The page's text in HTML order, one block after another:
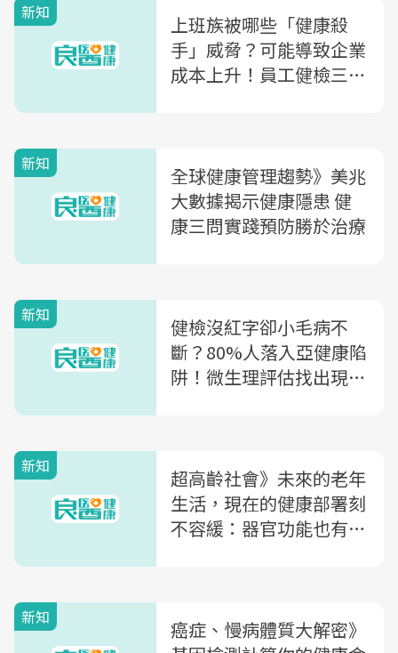
新知
上班族被哪些「健康殺
手」威脅？可能導致企業
成本上升！員工健檢三大
新知
全球健康管理趨勢》美兆
大數據揭示健康隱患 健
康三問實踐預防勝於治療
新知
健檢沒紅字卻小毛病不
斷？80%人落入亞健康陷
阱！微生理評估找出現代
新知
超高齡社會》未來的老年
生活，現在的健康部署刻
不容緩：器官功能也有保
新知
癌症、慢病體質大解密》